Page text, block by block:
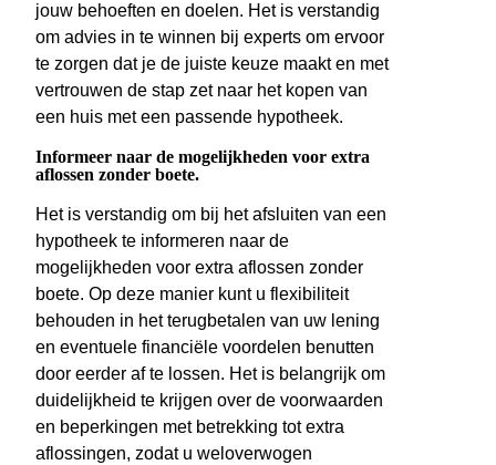
jouw behoeften en doelen. Het is verstandig
om advies in te winnen bij experts om ervoor
te zorgen dat je de juiste keuze maakt en met
vertrouwen de stap zet naar het kopen van
een huis met een passende hypotheek.
Informeer naar de mogelijkheden voor extra
aflossen zonder boete.
Het is verstandig om bij het afsluiten van een
hypotheek te informeren naar de
mogelijkheden voor extra aflossen zonder
boete. Op deze manier kunt u flexibiliteit
behouden in het terugbetalen van uw lening
en eventuele financiële voordelen benutten
door eerder af te lossen. Het is belangrijk om
duidelijkheid te krijgen over de voorwaarden
en beperkingen met betrekking tot extra
aflossingen, zodat u weloverwogen